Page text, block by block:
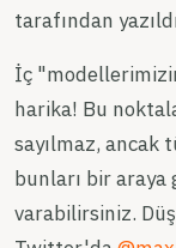
tarafından
İç
harika! Bu
sayılmaz, ancak
bunları bir
varabilirsiniz.